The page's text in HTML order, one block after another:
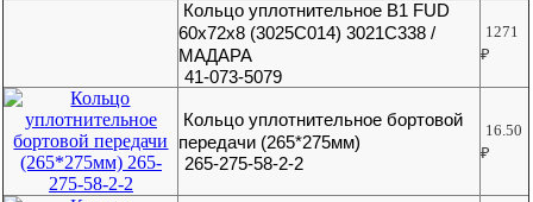
Кольцо уплотнительное B1 FUD
60x72x8 (3025C014) 3021C338 /
МАДАРА
41-073-5079
1271
₽
Кольцо уплотнительное бортовой
передачи (265*275мм)
265-275-58-2-2
16.50
₽